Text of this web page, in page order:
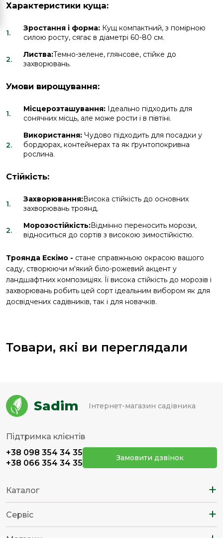
Характеристики куща:
Зростання і форма: Кущ компактний, з помірною
силою росту, сягає в діаметрі 60-80 см.
Листва:Темно-зелене, глянсове, стійке до
захворювань.
Умови вирощування:
Місцерозташування: Ідеально підходить для
сонячних місць, але може рости і в півтіні.
Використання: Чудово підходить для посадки у
бордюрах, контейнерах та як ґрунтопокривна
рослина.
Стійкість:
Захворювання:Висока стійкість до основних
захворювань троянд.
Морозостійкість:Відмінно переносить морози,
відноситься до сортів з високою зимостійкістю.
Троянда Ескімо - стане справжньою окрасою вашого
саду, створюючи м'який біло-рожевий акцент у
ландшафтних композиціях. Її висока стійкість до морозів і
захворювань робить цей сорт ідеальним вибором як для
досвідчених садівників, так і для новачків.
Товари, які ви переглядали
Sadim Інтернет-магазин садівника
Підтримка клієнтів
+38 098 354 34 35
+38 066 354 34 35
Замовити дзвінок
Каталог +
Сервіс +